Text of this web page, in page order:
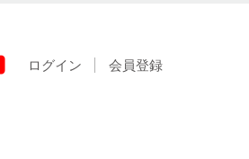
ログイン 会員登録